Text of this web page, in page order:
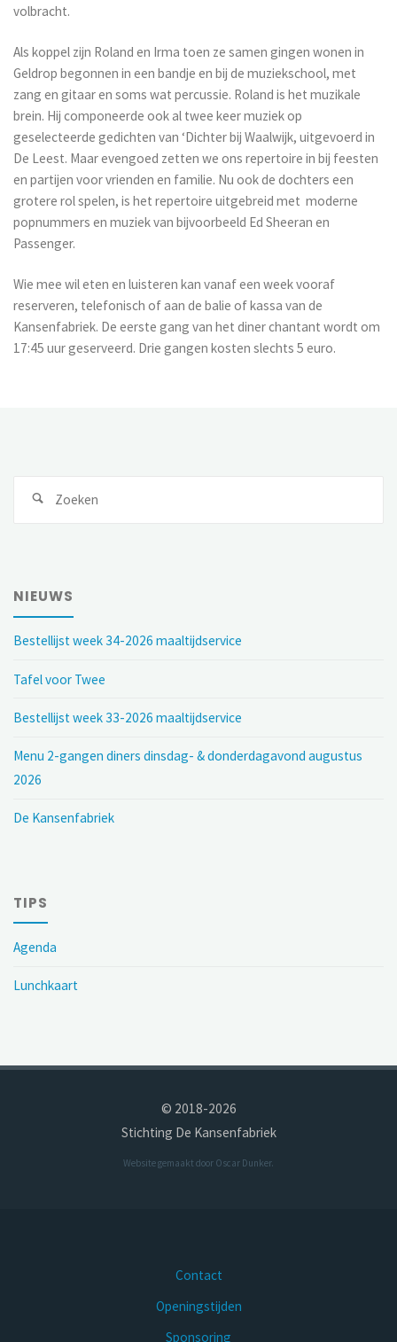
volbracht.
Als koppel zijn Roland en Irma toen ze samen gingen wonen in
Geldrop begonnen in een bandje en bij de muziekschool, met
zang en gitaar en soms wat percussie. Roland is het muzikale
brein. Hij componeerde ook al twee keer muziek op
geselecteerde gedichten van ‘Dichter bij Waalwijk, uitgevoerd in
De Leest. Maar evengoed zetten we ons repertoire in bij feesten
en partijen voor vrienden en familie. Nu ook de dochters een
grotere rol spelen, is het repertoire uitgebreid met moderne
popnummers en muziek van bijvoorbeeld Ed Sheeran en
Passenger.
Wie mee wil eten en luisteren kan vanaf een week vooraf
reserveren, telefonisch of aan de balie of kassa van de
Kansenfabriek. De eerste gang van het diner chantant wordt om
17:45 uur geserveerd. Drie gangen kosten slechts 5 euro.
NIEUWS
Bestellijst week 34-2026 maaltijdservice
Tafel voor Twee
Bestellijst week 33-2026 maaltijdservice
Menu 2-gangen diners dinsdag- & donderdagavond augustus
2026
De Kansenfabriek
TIPS
Agenda
Lunchkaart
© 2018-2026
Stichting De Kansenfabriek
Website gemaakt door Oscar Dunker.
Contact
Openingstijden
Sponsoring